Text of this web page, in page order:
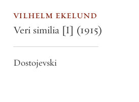
vilhelm ekelund
Veri similia [I] (1915)
Dostojevski